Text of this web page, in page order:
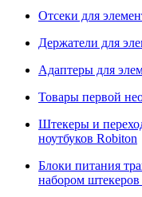
Отсеки для
Держатели для
Адаптеры для
Товары первой
Штекеры и
ноутбуков Robiton
Блоки питания
набором